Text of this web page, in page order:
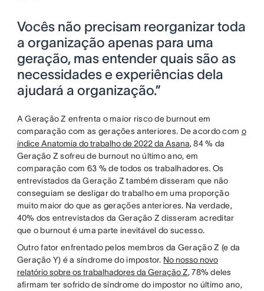
Vocês não precisam reorganizar toda
a organização apenas para uma
geração, mas entender quais são as
necessidades e experiências dela
ajudará a organização.”
A Geração Z enfrenta o maior risco de burnout em
comparação com as gerações anteriores. De acordo com o
índice Anatomia do trabalho de 2022 da Asana, 84 % da
Geração Z sofreu de burnout no último ano, em
comparação com 63 % de todos os trabalhadores. Os
entrevistados da Geração Z também disseram que não
conseguiam se desligar do trabalho em uma proporção
muito maior do que as gerações anteriores. Na verdade,
40% dos entrevistados da Geração Z disseram acreditar
que o burnout é uma parte inevitável do sucesso.
Outro fator enfrentado pelos membros da Geração Z (e da
Geração Y) é a síndrome do impostor. No nosso novo
relatório sobre os trabalhadores da Geração Z, 78% deles
afirmam ter sofrido de síndrome do impostor no último ano,